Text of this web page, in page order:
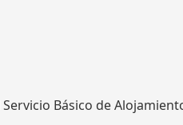
Básico de